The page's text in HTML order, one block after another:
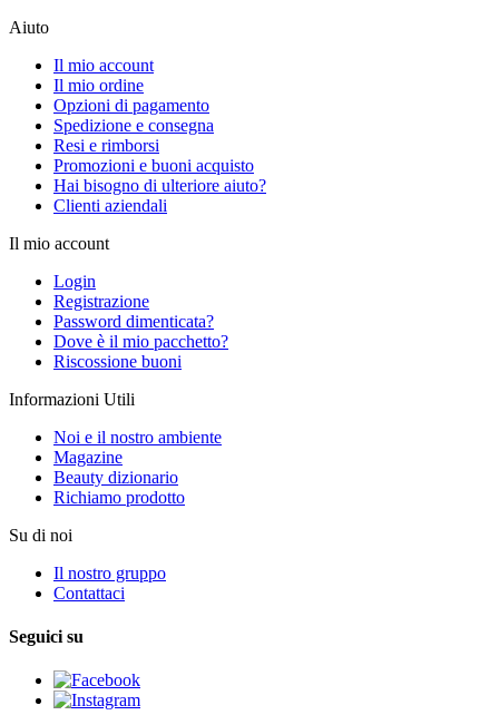
Aiuto
Il mio account
Il mio ordine
Opzioni di pagamento
Spedizione e consegna
Resi e rimborsi
Promozioni e buoni acquisto
Hai bisogno di ulteriore aiuto?
Clienti aziendali
Il mio account
Login
Registrazione
Password dimenticata?
Dove è il mio pacchetto?
Riscossione buoni
Informazioni Utili
Noi e il nostro ambiente
Magazine
Beauty dizionario
Richiamo prodotto
Su di noi
Il nostro gruppo
Contattaci
Seguici su